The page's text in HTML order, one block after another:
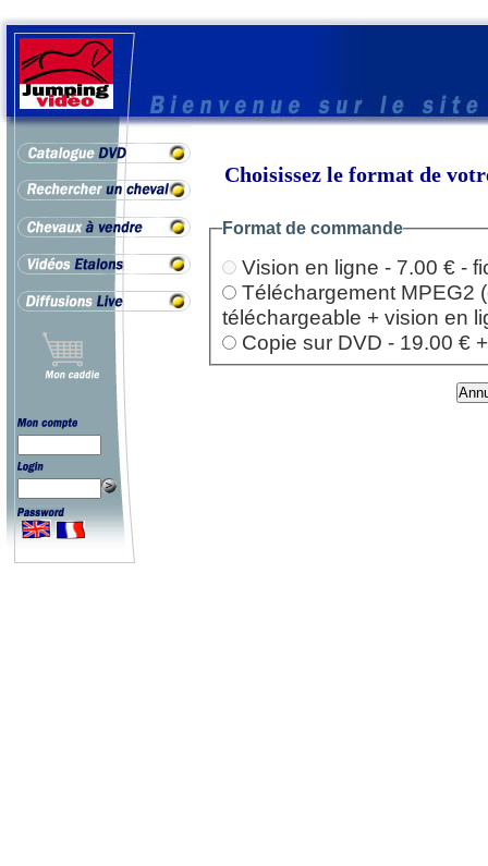
Choisissez le format de
Format de commande
Vision en ligne - 7.00 € -
Téléchargement MPEG2
téléchargeable + vision en
Copie sur DVD - 19.00 €